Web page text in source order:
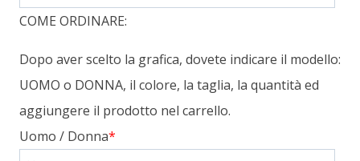
COME ORDINARE:
Dopo aver scelto la grafica, dovete indicare il modello:
UOMO o DONNA, il colore, la taglia, la quantità ed
aggiungere il prodotto nel carrello.
*
Uomo / Donna